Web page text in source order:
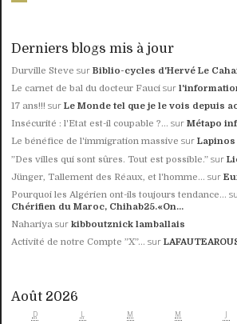
Derniers blogs mis à jour
Durville Steve surBiblio-cycles d'Hervé Le
Le carnet de bal du docteur Fauci sur
17 ans!!! surLe Monde tel que je le vois depuis
Insécurité : l'Etat est-il coupable ?... surMétapo
Le bénéfice de l'immigration massive surLapinos
”Des villes qui sont sûres. Tout est possible.” sur
Jünger, Tallement des Réaux, et l'homme... sur
Pourquoi les Algérien ont-ils toujours tendance...
Chérifien du Maroc, Chihab25.«On...
Nahariya surkibboutznick lamballais
Activité de notre Compte ”X”... sur
Août 2026
D L M M J